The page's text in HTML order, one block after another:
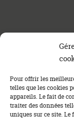
Pour offrir les
telles que les cookies
appareils. Le fait de
traiter des données
uniques sur ce site.
Abonnez-vous
courant des